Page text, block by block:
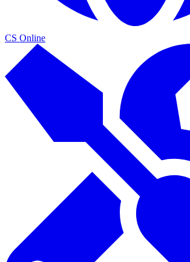
CS Online